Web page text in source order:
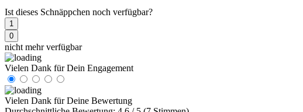
Ist dieses Schnäppchen noch verfügbar?
1
0
nicht mehr verfügbar
Vielen Dank für Dein Engagement
Vielen Dank für Deine Bewertung